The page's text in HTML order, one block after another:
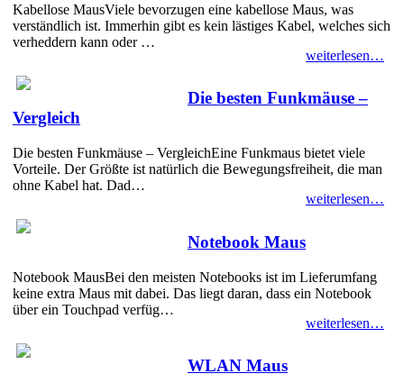
Kabellose MausViele bevorzugen eine kabellose Maus, was
verständlich ist. Immerhin gibt es kein lästiges Kabel, welches sich
verheddern kann oder …
weiterlesen…
Die besten Funkmäuse –
Vergleich
Die besten Funkmäuse – VergleichEine Funkmaus bietet viele
Vorteile. Der Größte ist natürlich die Bewegungsfreiheit, die man
ohne Kabel hat. Dad…
weiterlesen…
Notebook Maus
Notebook MausBei den meisten Notebooks ist im Lieferumfang
keine extra Maus mit dabei. Das liegt daran, dass ein Notebook
über ein Touchpad verfüg…
weiterlesen…
WLAN Maus